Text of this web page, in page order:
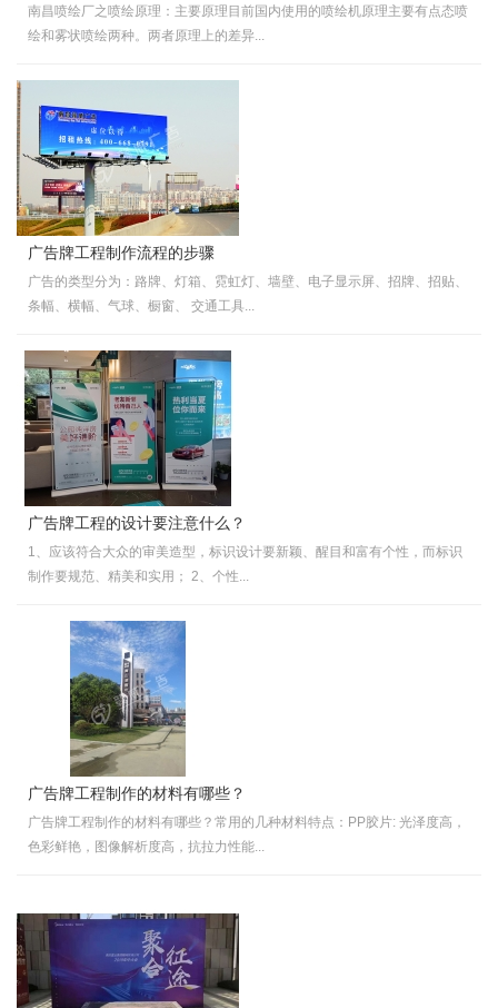
南昌喷绘厂之喷绘原理：主要原理目前国内使用的喷绘机原理主要有点态喷
绘和雾状喷绘两种。两者原理上的差异...
广告牌工程制作流程的步骤
广告的类型分为：路牌、灯箱、霓虹灯、墙壁、电子显示屏、招牌、招贴、
条幅、横幅、气球、橱窗、 交通工具...
广告牌工程的设计要注意什么？
1、应该符合大众的审美造型，标识设计要新颖、醒目和富有个性，而标识
制作要规范、精美和实用； 2、个性...
广告牌工程制作的材料有哪些？
广告牌工程制作的材料有哪些？常用的几种材料特点：PP胶片: 光泽度高，
色彩鲜艳，图像解析度高，抗拉力性能...